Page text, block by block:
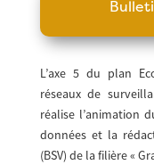
L’axe 5 du plan
réseaux de
réalise l’animation
données et la
(BSV) de la filière «